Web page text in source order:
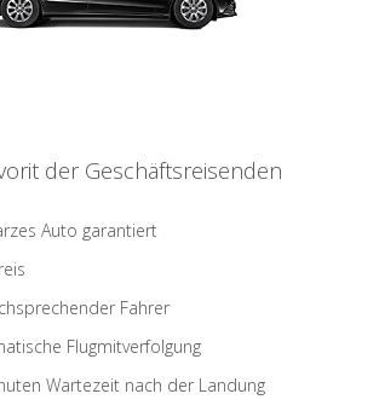
der Geschäftsreisenden
Auto garantiert
Fahrer
Flugmitverfolgung
Wartezeit nach der Landung